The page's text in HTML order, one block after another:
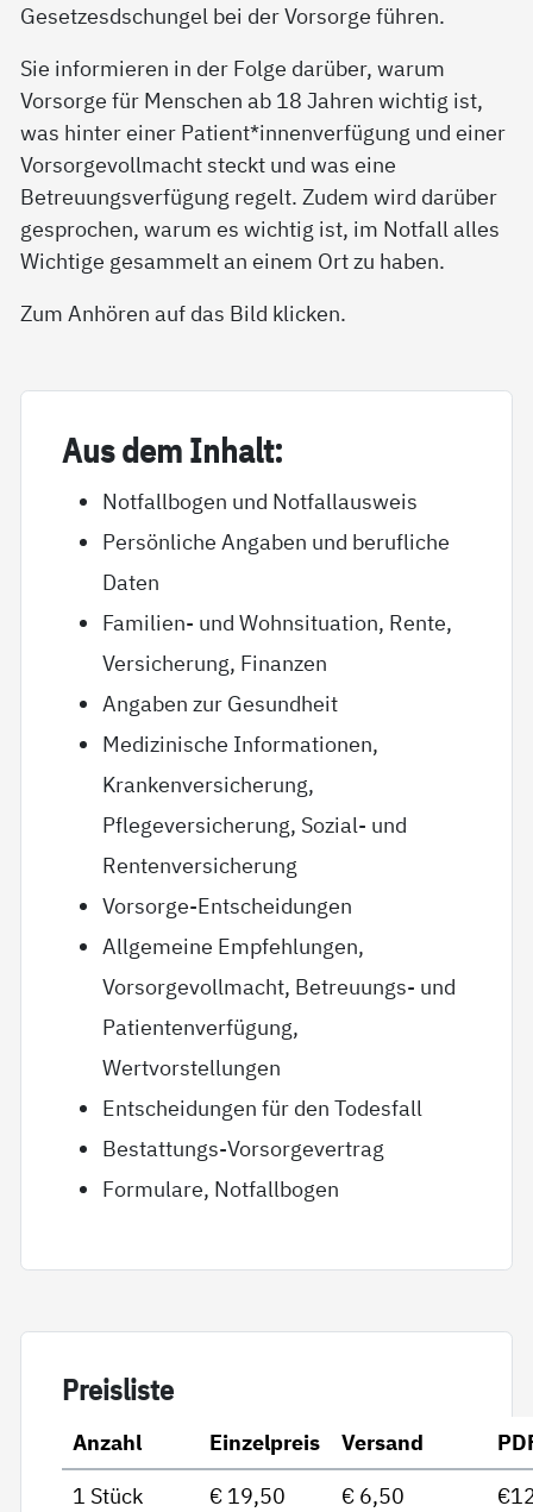
Gesetzesdschungel bei der Vorsorge führen.
Sie informieren in der Folge darüber, warum
Vorsorge für Menschen ab 18 Jahren wichtig ist,
was hinter einer Patient*innenverfügung und einer
Vorsorgevollmacht steckt und was eine
Betreuungsverfügung regelt. Zudem wird darüber
gesprochen, warum es wichtig ist, im Notfall alles
Wichtige gesammelt an einem Ort zu haben.
Zum Anhören auf das Bild klicken.
Aus dem In­halt:
Notfallbogen und Notfallausweis
Persönliche Angaben und berufliche
Daten
Familien- und Wohnsituation, Rente,
Versicherung, Finanzen
Angaben zur Gesundheit
Medizinische Informationen,
Krankenversicherung,
Pflegeversicherung, Sozial- und
Rentenversicherung
Vorsorge-Entscheidungen
Allgemeine Empfehlungen,
Vorsorgevollmacht, Betreuungs- und
Patientenverfügung,
Wertvorstellungen
Entscheidungen für den Todesfall
Bestattungs-Vorsorgevertrag
Formulare, Notfallbogen
Preis­lis­te
Anzahl Einzelpreis Versand
1 Stück
€ 19,50 € 6,50